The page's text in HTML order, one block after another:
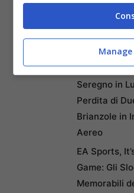
né acqua
in extremis
Tragedia in
Seregno in
Perdita di
Brianzole in
Aereo
EA Sports,
Game: Gli
Memorabili